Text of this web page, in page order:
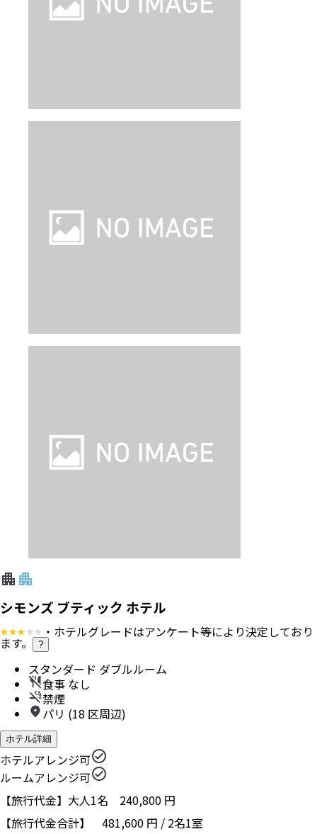
シモンズ ブティック ホテル
・ホテルグレードはアンケート等により決定しており
ます。 ?
スタンダード ダブルルーム
食事 なし
禁煙
パリ (18 区周辺)
ホテル詳細
ホテルアレンジ可
ルームアレンジ可
【旅行代金】大人1名 240,800 円
【旅行代金合計】 481,600 円 / 2名1室